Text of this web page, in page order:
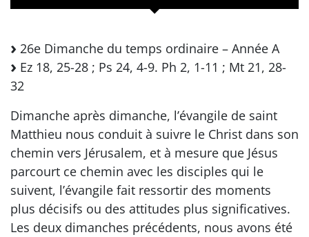
26e Dimanche du temps ordinaire – Année A
Ez 18, 25-28 ; Ps 24, 4-9. Ph 2, 1-11 ; Mt 21, 28-
32
Dimanche après dimanche, l’évangile de saint
Matthieu nous conduit à suivre le Christ dans son
chemin vers Jérusalem, et à mesure que Jésus
parcourt ce chemin avec les disciples qui le
suivent, l’évangile fait ressortir des moments
plus décisifs ou des attitudes plus significatives.
Les deux dimanches précédents, nous avons été